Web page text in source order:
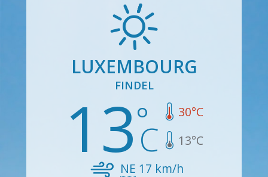
LUXEMBOURG
FINDEL
13 30°C
13°C
NE 17 km/h